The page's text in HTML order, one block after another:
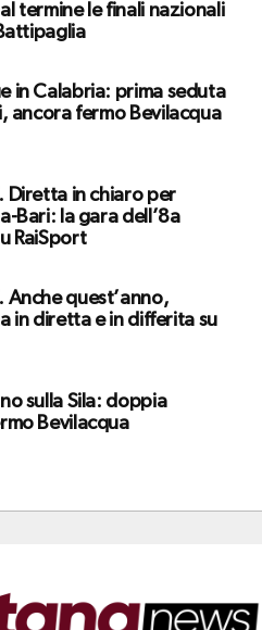
termine le finali nazionali
in Calabria: prima seduta
ancora fermo Bevilacqua
Diretta in chiaro per
Bari: la gara dell’8a
RaiSport
Anche quest’anno,
in diretta e in differita su
sulla Sila: doppia
Bevilacqua